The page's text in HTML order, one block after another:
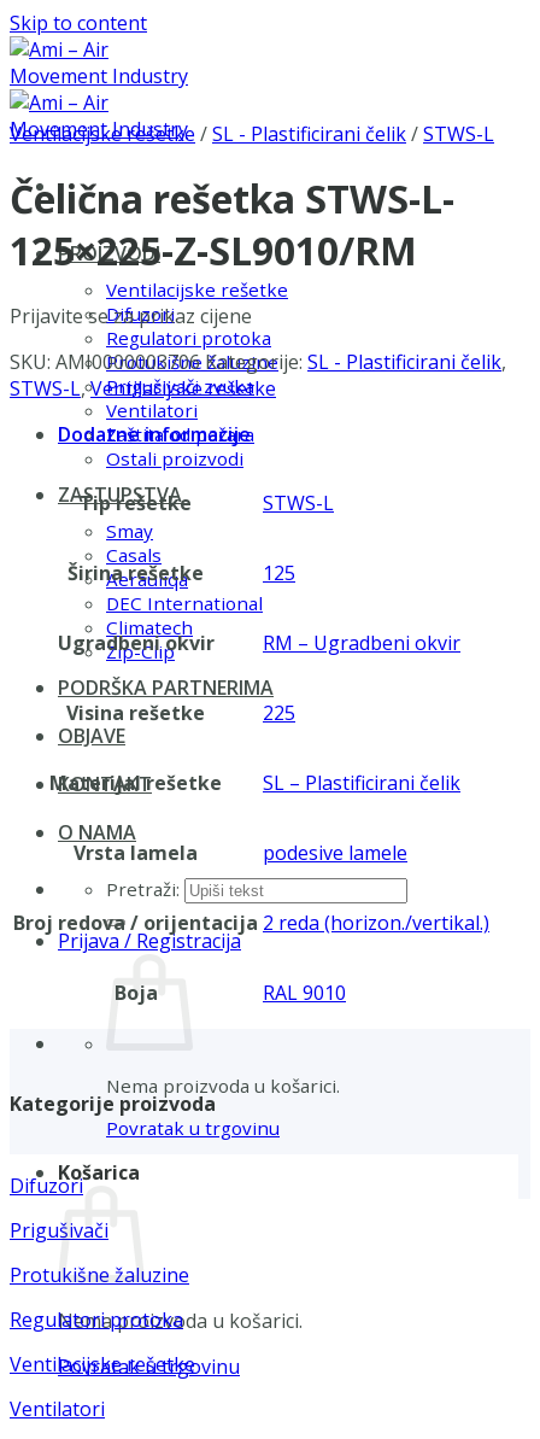
Skip to content
PROIZVODI
Ventilacijske rešetke
Difuzori
Regulatori protoka
Protukišne žaluzine
Prigušivači zvuka
Ventilatori
Zaštita od požara
Ostali proizvodi
ZASTUPSTVA
Smay
Casals
Aerauliqa
DEC International
Climatech
Zip-Clip
PODRŠKA PARTNERIMA
OBJAVE
KONTAKT
O NAMA
Pretraži:
Prijava / Registracija
Nema proizvoda u košarici.
Povratak u trgovinu
Košarica
Nema proizvoda u košarici.
Povratak u trgovinu
Ventilacijske rešetke /SL - Plastificirani čelik/STWS-L
Čelična rešetka STWS-L-
125×225-Z-SL9010/RM
Prijavite se za prikaz cijene
SKU: AMI0000003706 Kategorije: SL - Plastificirani čelik,
STWS-L,Ventilacijske rešetke
Dodatne informacije
Tip rešetke STWS-L
Širina rešetke 125
Ugradbeni okvir RM – Ugradbeni okvir
Visina rešetke 225
Materijal rešetke SL – Plastificirani čelik
Vrsta lamela podesive lamele
Broj redova / orijentacija 2 reda (horizon./vertikal.)
Boja RAL 9010
Kategorije proizvoda
Difuzori
Prigušivači
Protukišne žaluzine
Regulatori protoka
Ventilacijske rešetke
Ventilatori